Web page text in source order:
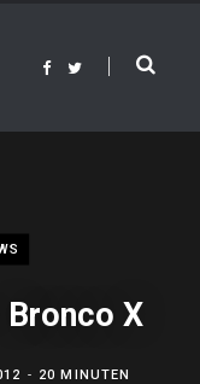
F
b
T
t
X
20 MINUTEN